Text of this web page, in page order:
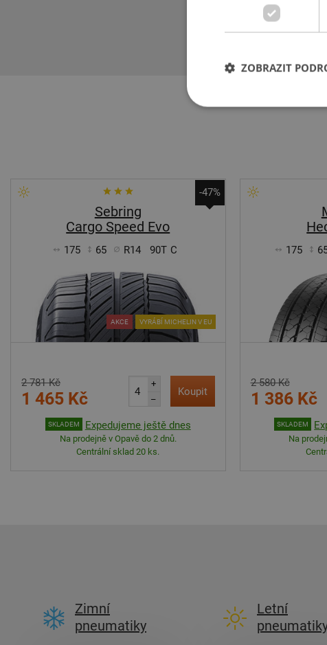
řadu osobních,
Bridgestone,
volbou pro
-47%
Sebring
Cargo Speed Evo
175 65 R14 90T C
AKCE VYRÁBÍ MICHELIN V EU
2 781 Kč
1 465 Kč
+
–
Koupit
SKLADEM Expedujeme ještě dnes
Na prodejně v Opavě do 2 dnů.
Centrální sklad 20 ks.
175
2 580 Kč
1 386 Kč
SKLADEM
Na
Zimní
pneumatiky
Letní
ZOBRAZIT